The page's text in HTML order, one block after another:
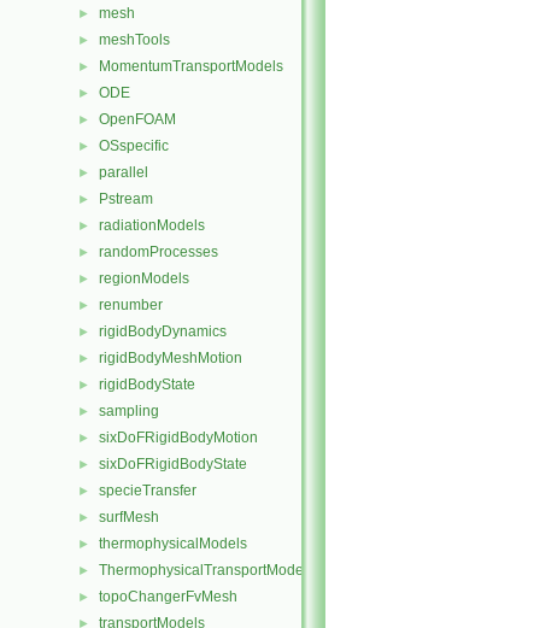
► mesh
► meshTools
► MomentumTransportModels
► ODE
► OpenFOAM
► OSspecific
► parallel
► Pstream
► radiationModels
► randomProcesses
► regionModels
► renumber
► rigidBodyDynamics
► rigidBodyMeshMotion
► rigidBodyState
► sampling
► sixDoFRigidBodyMotion
► sixDoFRigidBodyState
► specieTransfer
► surfMesh
► thermophysicalModels
► ThermophysicalTransportModels
► topoChangerFvMesh
► transportModels